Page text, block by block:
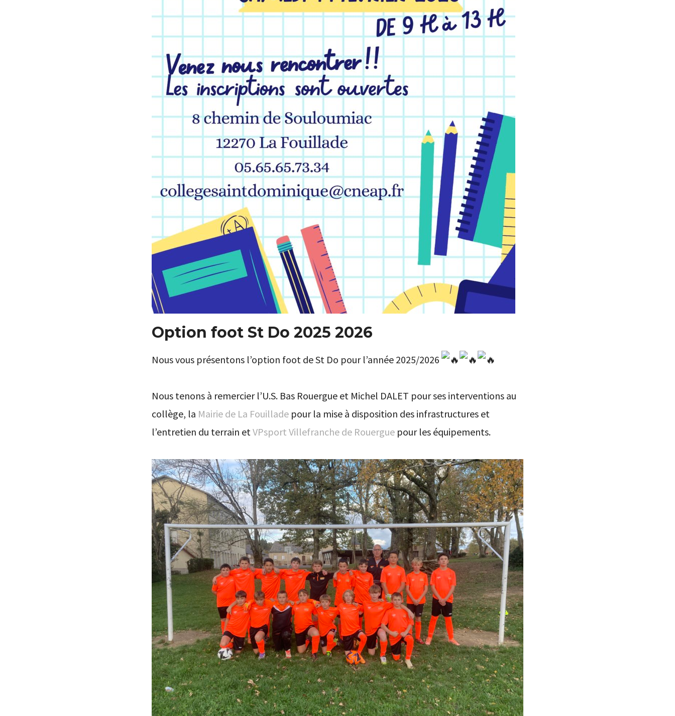
Option foot St Do 2025 2026
Nous vous présentons l’option foot de St Do pour l’année 2025/2026
Nous tenons à remercier l’U.S. Bas Rouergue et Michel DALET pour ses interventions au
collège, la Mairie de La Fouillade pour la mise à disposition des infrastructures et
l’entretien du terrain etVPsport Villefranche de Rouergue pour les équipements.